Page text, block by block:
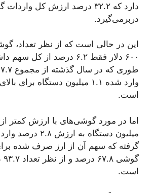
دارد که ۳۲.۲ درصد ارزش کل
دربرمی‌گیرد.
این در حالی است که از نظر تعداد،
۶۰۰ دلار فقط ۶.۲ درصد از کل
است.
میلیون دستگاه به
گرفته که سهم آن از ارز صرف شده
است.